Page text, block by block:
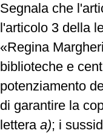
Segnala che
l'articolo 3 della
«Regina
biblioteche e
potenziamento
di garantire la
lettera a); i